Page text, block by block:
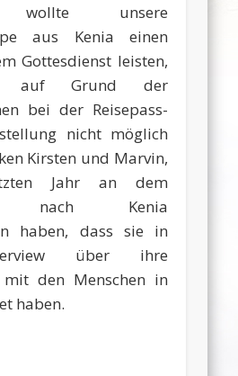
wollte unsere
aus Kenia einen
Gottesdienst leisten,
auf Grund der
bei der Reisepass-
nicht möglich
Kirsten und Marvin,
Jahr an dem
nach Kenia
haben, dass sie in
über ihre
mit den Menschen in
haben.